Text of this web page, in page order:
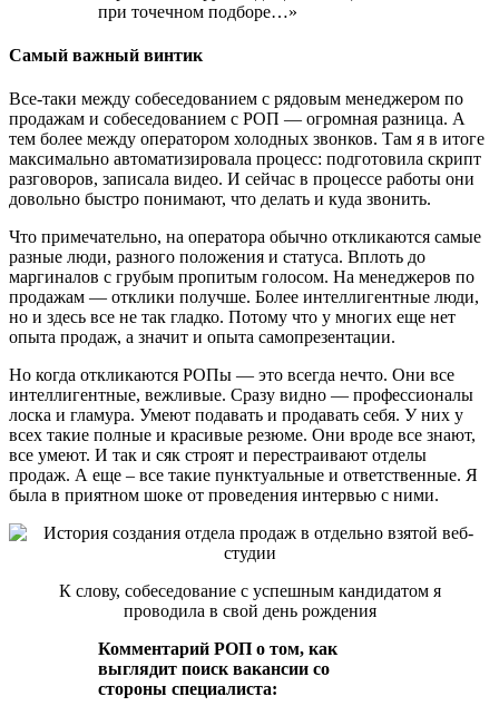
при точечном подборе…»
Самый важный винтик
Все-таки между собеседованием с рядовым менеджером по
продажам и собеседованием с РОП — огромная разница. А
тем более между оператором холодных звонков. Там я в итоге
максимально автоматизировала процесс: подготовила скрипт
разговоров, записала видео. И сейчас в процессе работы они
довольно быстро понимают, что делать и куда звонить.
Что примечательно, на оператора обычно откликаются самые
разные люди, разного положения и статуса. Вплоть до
маргиналов с грубым пропитым голосом. На менеджеров по
продажам — отклики получше. Более интеллигентные люди,
но и здесь все не так гладко. Потому что у многих еще нет
опыта продаж, а значит и опыта самопрезентации.
Но когда откликаются РОПы — это всегда нечто. Они все
интеллигентные, вежливые. Сразу видно — профессионалы
лоска и гламура. Умеют подавать и продавать себя. У них у
всех такие полные и красивые резюме. Они вроде все знают,
все умеют. И так и сяк строят и перестраивают отделы
продаж. А еще – все такие пунктуальные и ответственные. Я
была в приятном шоке от проведения интервью с ними.
К слову, собеседование с успешным кандидатом я
проводила в свой день рождения
Комментарий РОП о том, как
выглядит поиск вакансии со
стороны специалиста: